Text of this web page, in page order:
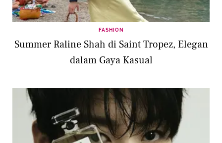
FASHION
Summer Raline Shah di Saint Tropez, Elegan
dalam Gaya Kasual